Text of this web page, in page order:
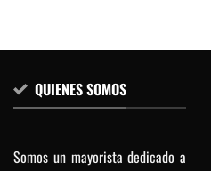
QUIENES SOMOS
Somos un mayorista dedicado a